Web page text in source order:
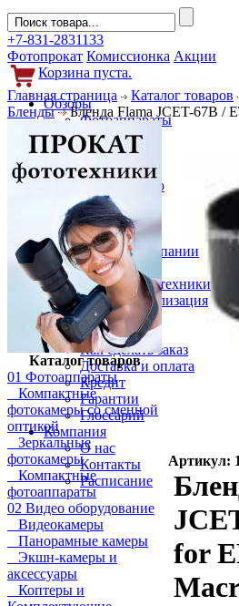
+7-831-2831133
Фотопрокат Комиссионка Акции
Корзина пуста.
Обзоры
Фотоаппараты
Объективы
Фильтры
Новости
Фото и видео
Гаджеты
Аксессуары
Слухи
Новости компании
Услуги
Прокат фототехники
Выкуп и реализация
Покупателям
Акции
Как сделать заказ
Доставка и оплата
Кредит
Гарантии
Глоссарий
Компания
О нас
Контакты
Расписание
Главная страница Каталог товаров
Бленды
Бленда Flama JCET-67B /
Каталог товаров
01 Фотоаппараты
Компактные
фотокамеры со сменной
оптикой
Зеркальные
фотокамеры
Компактные
фотоаппараты
02 Видео оборудование
Видеокамеры
Панорамные камеры
Экшн-камеры и
аксессуары
Коптеры и
Артикул:
for